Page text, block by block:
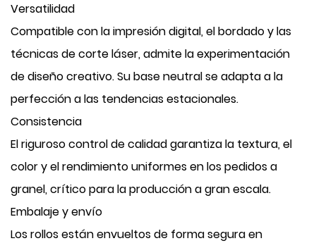
Versatilidad
Compatible con la impresión digital, el bordado y las
técnicas de corte láser, admite la experimentación
de diseño creativo. Su base neutral se adapta a la
perfección a las tendencias estacionales.
Consistencia
El riguroso control de calidad garantiza la textura, el
color y el rendimiento uniformes en los pedidos a
granel, crítico para la producción a gran escala.
Embalaje y envío
Los rollos están envueltos de forma segura en